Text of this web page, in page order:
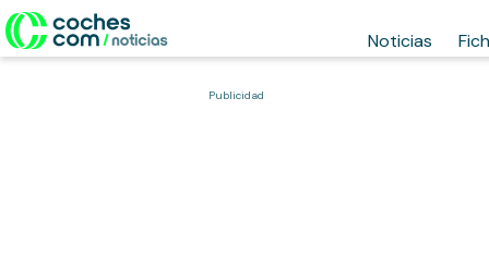
Noticias
Publicidad